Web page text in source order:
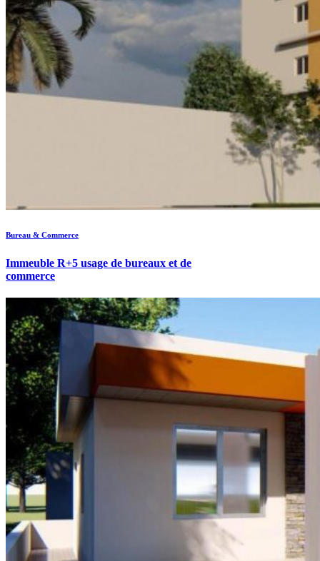
Bureau & Commerce
Immeuble R+5 usage de bureaux et de
commerce